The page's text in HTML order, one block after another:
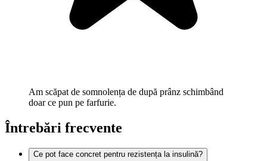
Am scăpat de somnolența de după prânz schimbând
doar ce pun pe farfurie.
Întrebări frecvente
Ce pot face concret pentru rezistența la insulină?